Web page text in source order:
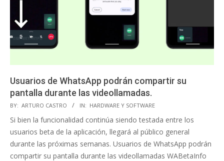
Usuarios de WhatsApp podrán compartir su
pantalla durante las videollamadas.
2023-
06-
BY: ARTURO CASTRO IN: HARDWARE Y SOFTWARE
Si bien la funcionalidad continúa siendo testada entre los
usuarios beta de la aplicación, llegará al público general
durante las próximas semanas. Usuarios de WhatsApp podrán
compartir su pantalla durante las videollamadas WABetaInfo